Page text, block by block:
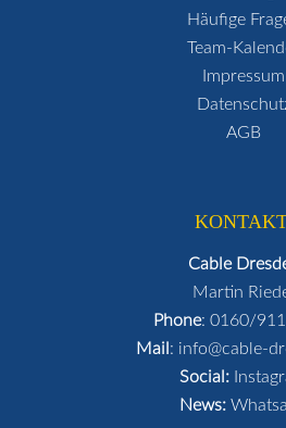
Häufige
Team-
Impressum
AGB
Cable
Martin
Phone: 0160/
Mail : info@cable-
Social:
News: